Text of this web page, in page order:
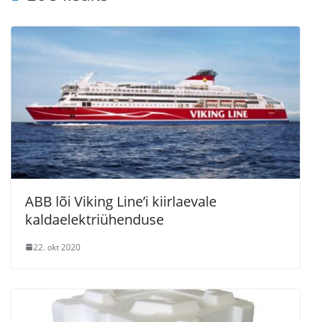
ABB lõi Viking Line’i kiirlaevale
kaldaelektriühenduse
22. okt 2020